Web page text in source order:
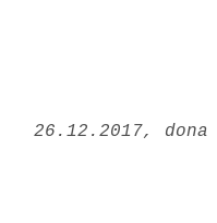
26.12.2017 dona